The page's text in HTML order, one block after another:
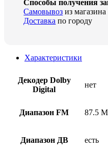
Способы получения
Самовывоз из магазина
Доставка по городу
Характеристики
Декодер Dolby
Digital
нет
Диапазон FM 87.5
Диапазон ДВ есть